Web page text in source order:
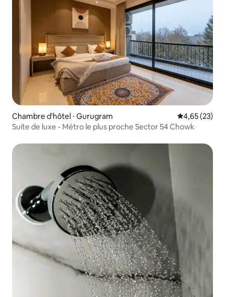
Chambre d'hôtel ⋅ Gurugram Évaluation
4,65 (23)
Suite de luxe - Métro le plus proche Sector 54 Chowk